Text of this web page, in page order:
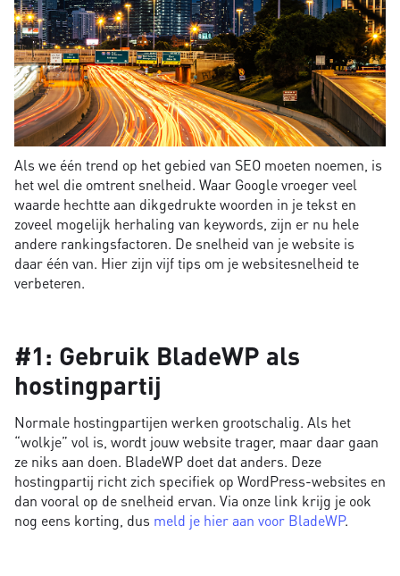
Als we één trend op het gebied van SEO moeten noemen, is
het wel die omtrent snelheid. Waar Google vroeger veel
waarde hechtte aan dikgedrukte woorden in je tekst en
zoveel mogelijk herhaling van keywords, zijn er nu hele
andere rankingsfactoren. De snelheid van je website is
daar één van. Hier zijn vijf tips om je websitesnelheid te
verbeteren.
#1: Gebruik BladeWP als
hostingpartij
Normale hostingpartijen werken grootschalig. Als het
“wolkje” vol is, wordt jouw website trager, maar daar gaan
ze niks aan doen. BladeWP doet dat anders. Deze
hostingpartij richt zich specifiek op WordPress-websites en
dan vooral op de snelheid ervan. Via onze link krijg je ook
nog eens korting, dus meld je hier aan voor BladeWP.